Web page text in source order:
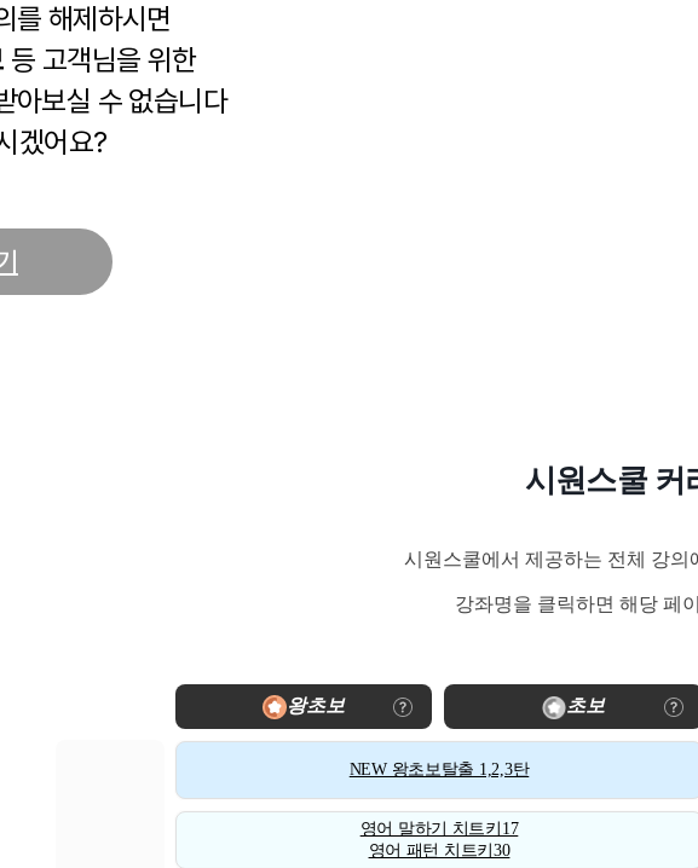
를 해제하시면
등 고객님을 위한
아보실 수 없습니다
겠어요?
시원스쿨 커
시원스쿨에서 제공하는 전체 강의
강좌명을 클릭하면 해당 페
왕초보 초보
NEW 왕초보탈출 1,2,3탄
영어 말하기 치트키17
영어 패턴 치트키30